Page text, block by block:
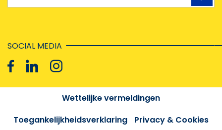
SOCIAL MEDIA
Wettelijke vermeldingen
Toegankelijkheidsverklaring
Privacy & Cookies